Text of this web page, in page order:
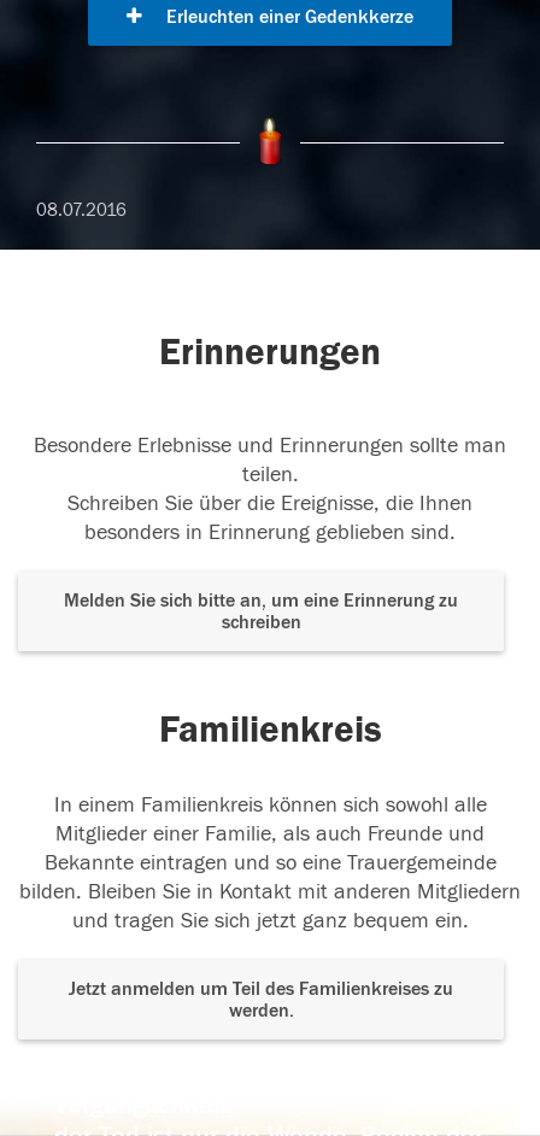
Erleuchten einer Gedenkkerze
08.07.2016
Erinnerungen
Besondere Erlebnisse und Erinnerungen sollte man
teilen.
Schreiben Sie über die Ereignisse, die Ihnen
besonders in Erinnerung geblieben sind.
Melden Sie sich bitte an, um eine Erinnerung zu
schreiben
Familienkreis
In einem Familienkreis können sich sowohl alle
Mitglieder einer Familie, als auch Freunde und
Bekannte eintragen und so eine Trauergemeinde
bilden. Bleiben Sie in Kontakt mit anderen Mitgliedern
und tragen Sie sich jetzt ganz bequem ein.
Jetzt anmelden um Teil des Familienkreises zu
werden.